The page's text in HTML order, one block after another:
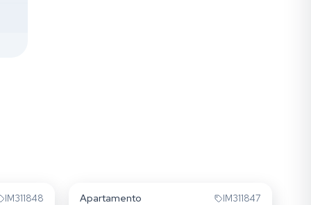
IM311848 Apartamento IM311847